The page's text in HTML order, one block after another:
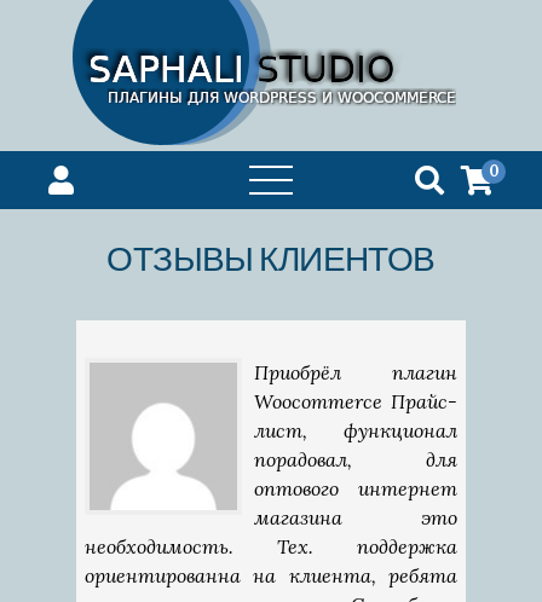
открыть
меню
0
ОТЗЫВЫ КЛИЕНТОВ
Приобрёл плагин
Woocommerce Прайс-
лист, функционал
порадовал, для
оптового интернет
магазина это
необходимость. Тех. поддержка
ориентированна на клиента, ребята